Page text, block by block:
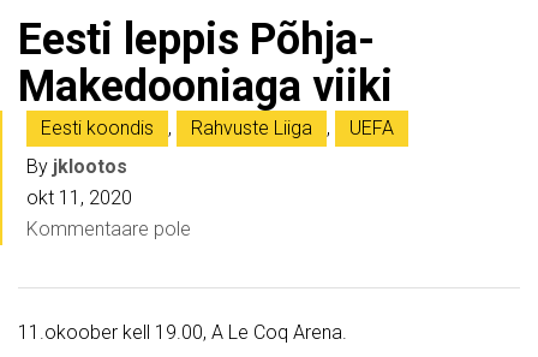
Eesti leppis Põhja-
Makedooniaga viiki
Eesti koondis , Rahvuste Liiga ,
UEFA
By jklootos
okt 11, 2020
Kommentaare pole
11.okoober kell 19.00, A Le Coq Arena.